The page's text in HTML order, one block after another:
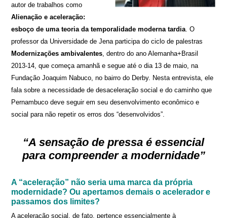
autor de trabalhos como
Alienação e aceleração:
esboço de uma teoria da temporalidade moderna tardia . O
professor da Universidade de Jena participa do ciclo de palestras
Modernizações ambivalentes , dentro do ano Alemanha+Brasil
2013-14, que começa amanhã e segue até o dia 13 de maio, na
Fundação Joaquim Nabuco, no bairro do Derby. Nesta entrevista, ele
fala sobre a necessidade de desaceleração social e do caminho que
Pernambuco deve seguir em seu desenvolvimento econômico e
social para não repetir os erros dos “desenvolvidos”.
“A sensação de pressa é essencial
para compreender a modernidade”
A “aceleração” não seria uma marca da própria
modernidade? Ou apertamos demais o acelerador e
passamos dos limites?
A aceleração social, de fato, pertence essencialmente à